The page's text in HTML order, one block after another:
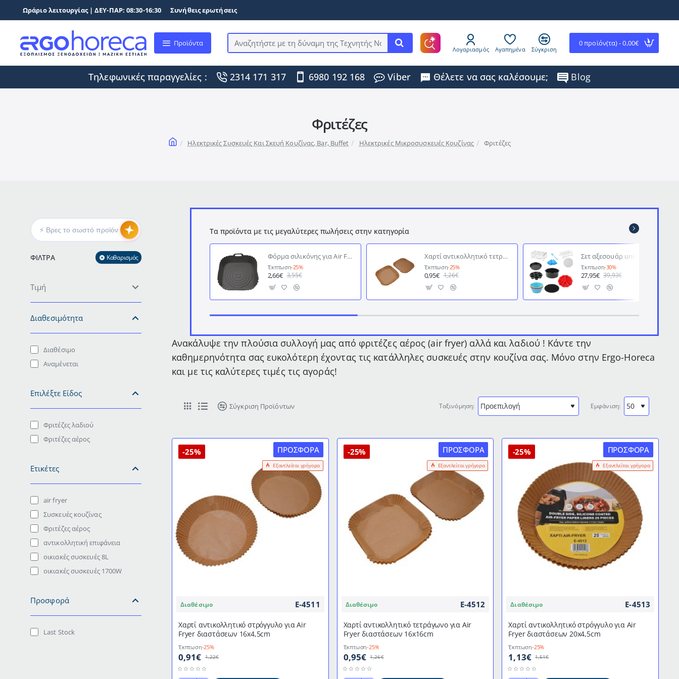
Ωράριο λειτουργίας | ΔΕΥ-ΠΑΡ: 08:30-16:30 Συνήθεις ερωτήσεις
Προϊόντα
Αναζητήστε
τη
δύναμη
της
Λογαριασμός Αγαπημένα Σύγκριση
0 προϊόν(τα) - 0,00€
Τηλεφωνικές παραγγελίες : 2314 171 317 6980 192 168 Viber Θέλετε να σας καλέσουμε; Blog
Φριτέζες
homeΗλεκτρικές Συσκευές Και Σκευή Κουζίνας, Bar, Buffet Ηλεκτρικές Μικροσυσκευές Κουζίνας Φριτέζες
ΦΊΛΤΡΑ Καθαρισμός
Τιμή
Διαθεσιμότητα
Διαθέσιμο
Αναμένεται
Επιλέξτε Είδος
Φριτέζες λαδιού
Φριτέζες αέρος
Ετικέτες
air fryer
Συσκευές κουζίνας
Φριτέζες αέρος
αντικολλητική επιφάνεια
οικιακές συσκευές 8L
οικιακές συσκευές 1700W
Προσφορά
Last Stock
Τα προϊόντα με τις μεγαλύτερες πωλήσεις στην κατηγορία
Φόρμα σιλικόνης για Air Fryer τετράγωνη διαστάσεων 22,5x22,5x5,5cm
Έκπτωση-25%
2,66€ 3,55€
Χαρτί αντικολλητικό τετράγωνο για Air Fryer διαστάσεων 16x16cm
Έκπτωση-25%
0,95€ 1,26€
Έκπτωση-30%
27,95€ 39,93€
Ανακάλυψε την πλούσια συλλογή μας από φριτέζες αέρος (air fryer) αλλά και λαδιού ! Κάντε την
καθημερηνότητα σας ευκολότερη έχοντας τις κατάλληλες συσκευές στην κουζίνα σας. Μόνο στην Ergo-Horeca
και με τις καλύτερες τιμές τις αγοράς!
Σύγκριση Προϊόντων Ταξινόμηση: Εμφάνιση:
ΠΡΟΣΦΟΡΆ
Εξαντλείται γρήγορα
-25%
Διαθέσιμο E-4511
Χαρτί αντικολλητικό στρόγγυλο για Air
Fryer διαστάσεων 16x4,5cm
Έκπτωση-25%
0,91€ 1,22€
ΠΡΟΣΦΟΡΆ
Εξαντλείται γρήγορα
-25%
Διαθέσιμο E-4512
Χαρτί αντικολλητικό τετράγωνο για Air
Fryer διαστάσεων 16x16cm
Έκπτωση-25%
0,95€ 1,26€
ΠΡΟΣΦΟΡΆ
Εξαντλείται γρήγορα
-25%
Διαθέσιμο E-4513
Χαρτί αντικολλητικό στρόγγυλο για Air
Fryer διαστάσεων 20x4,5cm
Έκπτωση-25%
1,13€ 1,51€